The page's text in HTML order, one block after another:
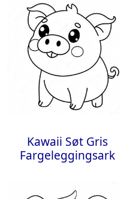
Kawaii Søt Gris
Fargeleggingsark